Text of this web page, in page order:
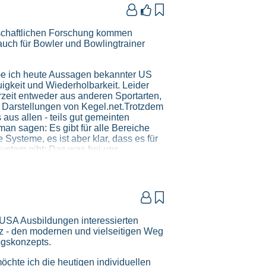
  
Forschung kommen
für Bowler und Bowlingtrainer
ich heute Aussagen bekannter US
und Wiederholbarkeit. Leider
entweder aus anderen Sportarten,
von Kegel.net.Trotzdem
allen - teils gut gemeinten
sagen: Es gibt für alle Bereiche
es ist aber klar, dass es für
gibt: Das was bei uns
Forschungsbereiche, die
des Labors für Neuro-
Blick tatsächlich auf das Ziel
Sportlern zu verbessern.
 
Ausbildungen interessierten
- den modernen und vielseitigen Weg
ich die heutigen individuellen